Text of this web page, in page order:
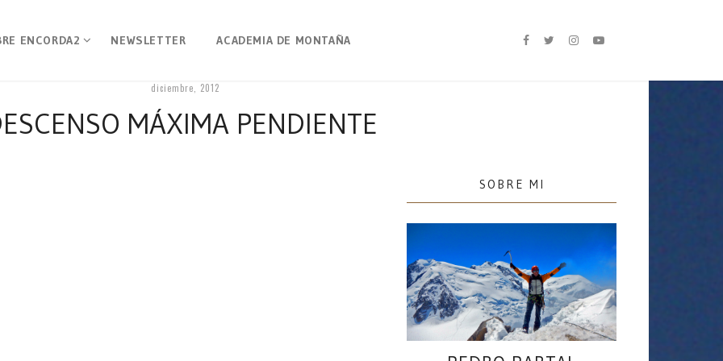
ENCORDA2 NEWSLETTER ACADEMIA DE MONTAÑA
diciembre, 2012
MÁXIMA PENDIENTE
SOBRE MI